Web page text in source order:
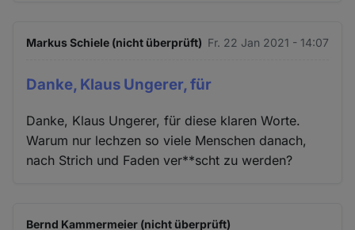
Markus Schiele (nicht überprüft) Fr. 22 Jan 2021 - 14:07
Danke, Klaus Ungerer, für
Danke, Klaus Ungerer, für diese klaren Worte.
Warum nur lechzen so viele Menschen danach,
nach Strich und Faden ver**scht zu werden?
Bernd Kammermeier (nicht überprüft)